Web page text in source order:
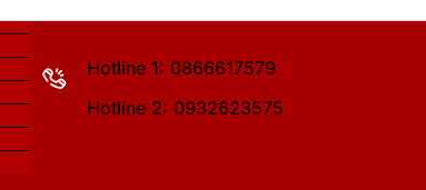
Hotline 1: 0866617579
Hotline 2: 0932623575